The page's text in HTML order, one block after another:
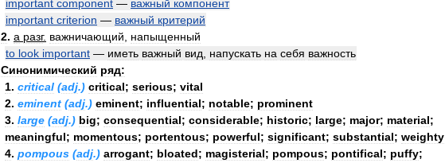
important component — важный компонент
important criterion — важный критерий
2. a разг. важничающий
напыщенный
to look important — иметь важный вид напускать на себя важность
Синонимический ряд:
1. critical (adj.) critical; serious; vital
2. eminent (adj.) eminent; influential; notable; prominent
3. large (adj.) big; consequential; considerable; historic; large; major; material;
meaningful; momentous; portentous; powerful; significant; substantial; weighty
4. pompous (adj.) arrogant; bloated; magisterial; pompous; pontifical; puffy;